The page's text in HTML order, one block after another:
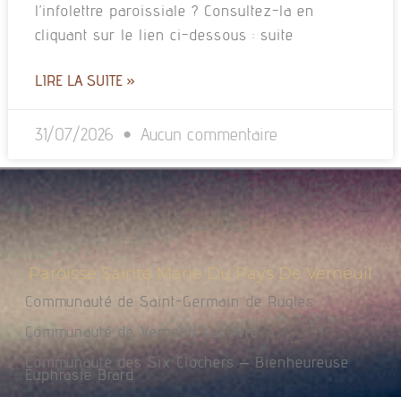
l’infolettre paroissiale ? Consultez-la en
cliquant sur le lien ci-dessous : suite
LIRE LA SUITE »
31/07/2026 Aucun commentaire
Paroisse Sainte Marie Du Pays De Verneuil
Communauté de Saint-Germain de Rugles
Communauté de Verneuil sur Avre
Communauté des Six Clochers – Bienheureuse
Euphrasie Brard